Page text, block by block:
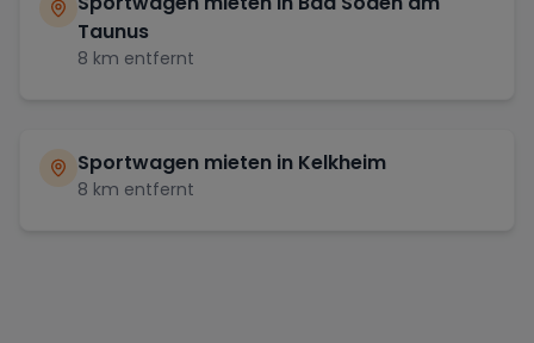
Taunus
8 km entfernt
Sportwagen mieten in Kelkheim
8 km entfernt